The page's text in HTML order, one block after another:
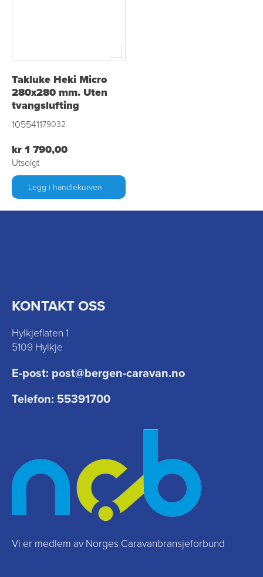
Takluke Heki Micro
280x280 mm. Uten
tvangslufting
105541179032
kr 1 790,00
Utsolgt
Legg i handlekurven
KONTAKT OSS
Hylkjeflaten 1
5109 Hylkje
E-post: post@bergen-caravan.no
Telefon: 55391700
Vi er medlem av Norges Caravanbransjeforbund